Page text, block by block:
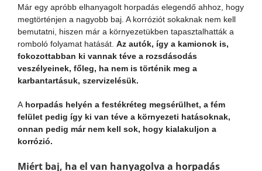
Már egy apróbb elhanyagolt horpadás elegendő ahhoz, hogy
megtörténjen a nagyobb baj. A korróziót sokaknak nem kell
bemutatni, hiszen már a környezetükben tapasztalhatták a
romboló folyamat hatását. Az autók, így a kamionok is,
fokozottabban ki vannak téve a rozsdásodás
veszélyeinek, főleg, ha nem is történik meg a
karbantartásuk, szervizelésük.
A horpadás helyén a festékréteg megsérülhet, a fém
felület pedig így ki van téve a környezeti hatásoknak,
onnan pedig már nem kell sok, hogy kialakuljon a
korrózió.
Miért baj, ha el van hanyagolva a horpadás